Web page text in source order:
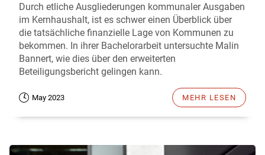
Durch etliche Ausgliederungen kommunaler Ausgaben
im Kernhaushalt, ist es schwer einen Überblick über
die tatsächliche finanzielle Lage von Kommunen zu
bekommen. In ihrer Bachelorarbeit untersuchte Malin
Bannert, wie dies über den erweiterten
Beteiligungsbericht gelingen kann.
May 2023 MEHR LESEN